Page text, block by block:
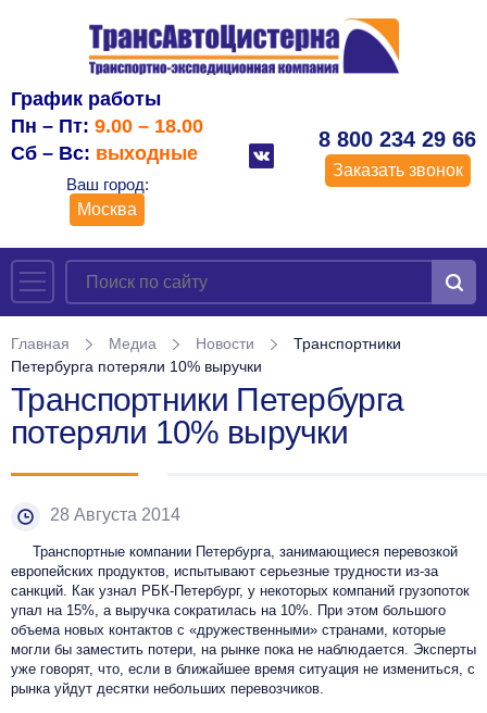
График работы
Пн – Пт: 9.00 – 18.00
Сб – Вс: выходные
Ваш город:
Москва
8 800 234 29 66
Заказать звонок
Главная Медиа Новости
Транспортники
Петербурга потеряли 10% выручки
Транспортники Петербурга
потеряли 10% выручки
28 Августа 2014
Транспортные компании Петербурга, занимающиеся перевозкой
европейских продуктов, испытывают серьезные трудности из-за
санкций. Как узнал РБК-Петербург, у некоторых компаний грузопоток
упал на 15%, а выручка сократилась на 10%. При этом большого
объема новых контактов с «дружественными» странами, которые
могли бы заместить потери, на рынке пока не наблюдается. Эксперты
уже говорят, что, если в ближайшее время ситуация не измениться, с
рынка уйдут десятки небольших перевозчиков.